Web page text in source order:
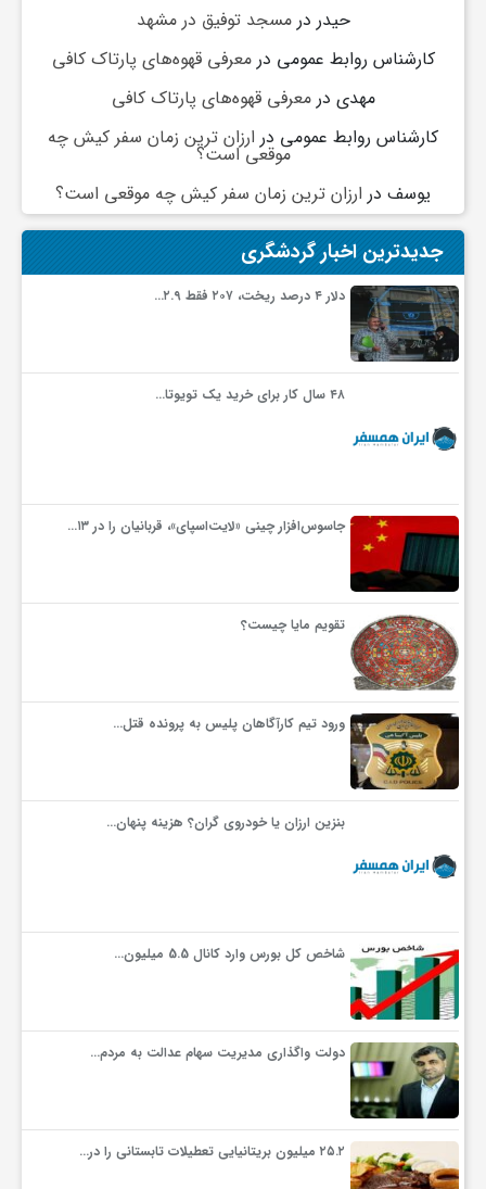
حیدر درمسجد توفیق در مشهد
کارشناس روابط عمومی درمعرفی قهوه‌های پارتاک کافی
مهدی درمعرفی قهوه‌های پارتاک کافی
کارشناس روابط عمومی در ارزان ترین زمان سفر کیش چه
موقعی است؟
یوسف در ارزان ترین زمان سفر کیش چه موقعی است؟
جدیدترین اخبار گردشگری
دلار ۴ درصد ریخت، ۲۰۷ فقط ۲.۹…
۴۸ سال کار برای خرید یک تویوتا…
جاسوس‌افزار چینی «لایت‌اسپای»، قربانیان را در ۱۳…
تقویم مایا چیست؟
ورود تیم کارآگاهان پلیس به پرونده قتل…
بنزین ارزان یا خودروی گران؟ هزینه پنهان…
شاخص کل بورس وارد کانال 5.5 میلیون…
دولت واگذاری مدیریت سهام عدالت به مردم…
۲۵.۲ میلیون بریتانیایی تعطیلات تابستانی را در…